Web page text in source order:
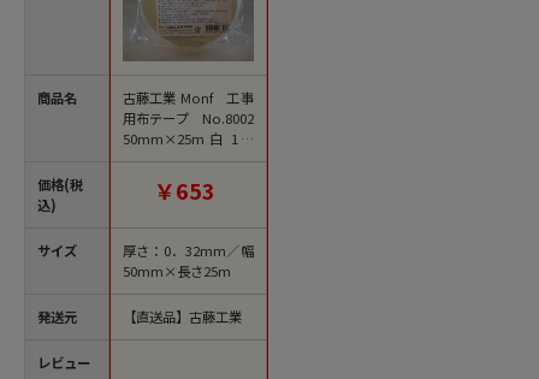
商品名
価格(税
込)
サイズ
発送元
レビュー
古藤工業 Monf 工事
用布テープ No.8002
50mm×25m 白 1巻
（ご注文単位30巻）
【直送品】￥653
厚さ：0．32mm／幅
50mm×長さ25m
【直送品】古藤工業